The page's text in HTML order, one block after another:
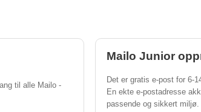
til alle Mailo -
Mailo Junior
Det er gratis e-post for 6-
En ekte e-postadresse
passende og sikkert miljø.